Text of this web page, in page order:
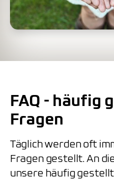
FAQ - häufig
Fragen
Täglich werden oft
Fragen gestellt. An
unsere häufig